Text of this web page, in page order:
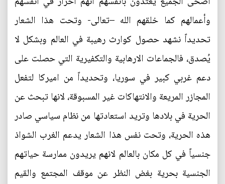
وأعمالهم كما خلقهم الله –تعالى- وتحت هذا الشعار
تحديداً نشهد حصول كوارث رهيبة في العالم وبشكل لا
يُصدق، فالجماعات الارهابية والتكفيرية التي حصلت على
دعم غربي كبير في سوريا، وتحديداً من اميركا لتفعل
المجازر المريعة والانتهاكات غير المسبوقة، لانها تبحث عن
الحرية في بلادها وتريد استعادتها من نظام سياسي صادر
هذه الحرية، وتحت نفس هذا الشعار يدعم الغرب الشواذ
جنسياً في كل مكان بالعالم لانهم يريدون ممارسة حياتهم
الجنسية بحرية بغض النظر عن موقف المجتمع والقيم